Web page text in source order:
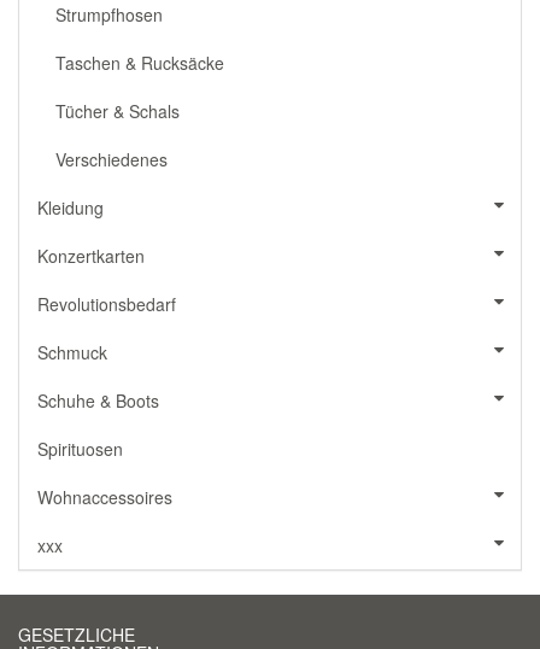
Strumpfhosen
Taschen & Rucksäcke
Tücher & Schals
Verschiedenes
Kleidung
Konzertkarten
Revolutionsbedarf
Schmuck
Schuhe & Boots
Spirituosen
Wohnaccessoires
xxx
GESETZLICHE